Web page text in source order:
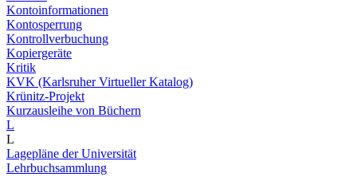
Kontoinformationen
Kontosperrung
Kontrollverbuchung
Kopiergeräte
Kritik
KVK (Karlsruher Virtueller Katalog)
Krünitz-Projekt
Kurzausleihe von Büchern
L
L
Lagepläne der Universität
Lehrbuchsammlung